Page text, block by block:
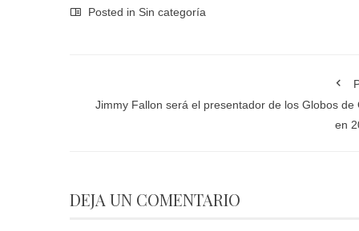
Posted in Sin categoría
Jimmy Fallon será el presentador de los Globos de
en
DEJA UN COMENTARIO